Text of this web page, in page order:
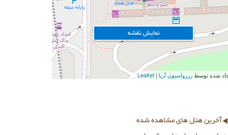
Leaflet شده توسط رزرواسیون آریا
نمایش نقشه
آخرین هتل های مشاهده شده